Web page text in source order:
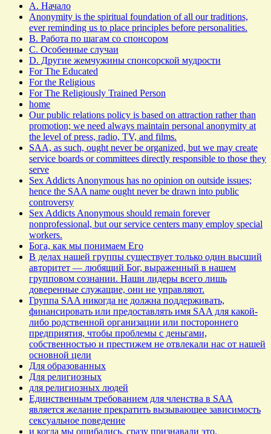
A. Начало
Anonymity is the spiritual foundation of all our traditions,
ever reminding us to place principles before personalities.
B. Работа по шагам со спонсором
C. Особенные случаи
D. Другие жемчужины спонсорской мудрости
For The Educated
For the Religious
For The Religiously Trained Person
home
Our public relations policy is based on attraction rather than
promotion; we need always maintain personal anonymity at
the level of press, radio, TV, and films.
SAA, as such, ought never be organized, but we may create
service boards or committees directly responsible to those they
serve
Sex Addicts Anonymous has no opinion on outside issues;
hence the SAA name ought never be drawn into public
controversy
Sex Addicts Anonymous should remain forever
nonprofessional, but our service centers many employ special
workers.
Бога, как мы понимаем Его
В делах нашей группы существует только один высший
авторитет — любящий Бог, выраженный в нашем
групповом сознании. Наши лидеры всего лишь
доверенные служащие, они не управляют.
Группа SAA никогда не должна поддерживать,
финансировать или предоставлять имя SAA для какой-
либо родственной организации или постороннего
предприятия, чтобы проблемы с деньгами,
собственностью и престижем не отвлекали нас от нашей
основной цели
Для образованных
Для религиозных
для религиозных людей
Единственным требованием для членства в SAA
является желание прекратить вызывающее зависимость
сексуальное поведение
и когда мы ошибались, сразу признавали это.